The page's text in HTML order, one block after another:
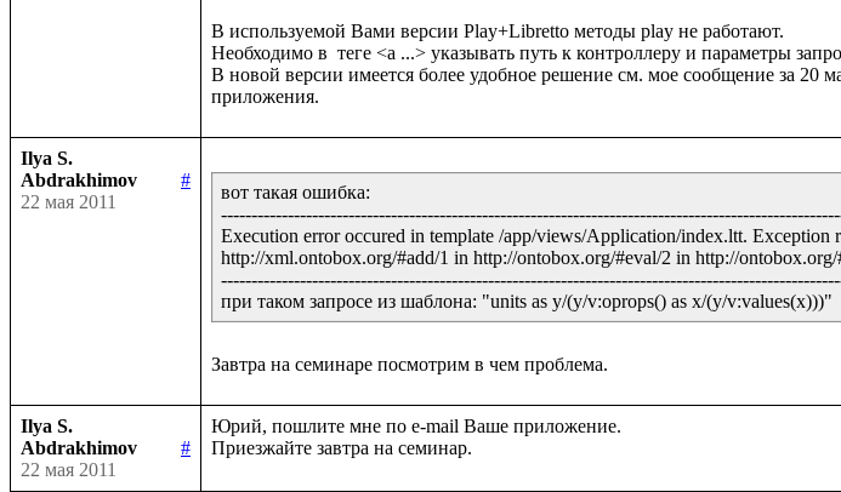
В используемой Вами версии Play+Libretto методы play не работают.
Необходимо в  теге <a ...> указывать путь к контроллеру и параметры
В новой версии имеется более удобное решение см. мое сообщение за 20
Ilya S.
Abdrakhimov
#
22 мая 2011
вот такая ошибка:
Execution error occured in template /app/views/Application/index.ltt.
http://xml.ontobox.org/#add/1 in http://ontobox.org/#eval/2 in http://
при таком запросе из шаблона: "units as y/(y/v:oprops() as x/(y/v:values(x)))"
Ilya S.
Abdrakhimov
#
22 мая 2011
Юрий, пошлите мне по e-mail Ваше приложение.